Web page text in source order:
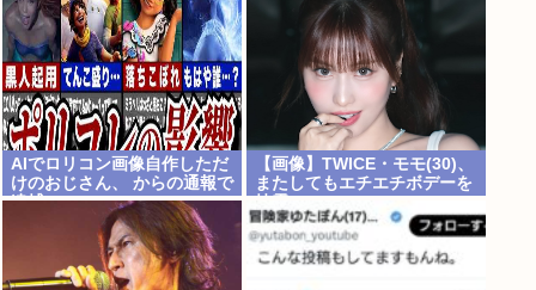
AIでロリコン画像自作しただ
けのおじさん、 からの通報で
逮捕
【画像】TWICE・モモ(30)、
またしてもエチエチボデーを